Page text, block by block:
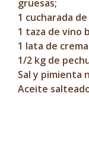
gruesas;
1 cucharada
1 taza de vino
1 lata de
1/2 kg de
Sal y pimienta
Aceite